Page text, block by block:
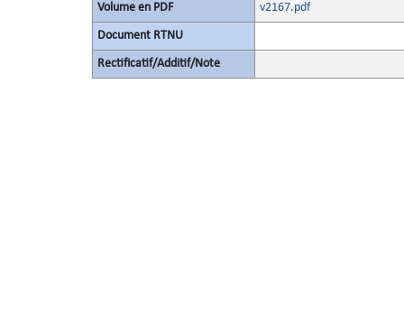
Volume en PDF v2167.pdf
Document RTNU
Rectificatif/Additif/Note